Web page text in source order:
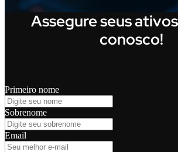
Assegure seus
conosco!
Primeiro nome
Sobrenome
Email